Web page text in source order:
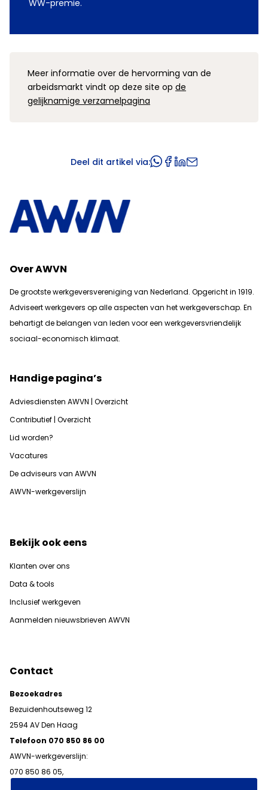
WW-premie.
Meer informatie over de hervorming van de
arbeidsmarkt vindt op deze site op de
gelijknamige verzamelpagina
Deel dit artikel via:
Over AWVN
De grootste werkgeversvereniging van Nederland. Opgericht in 1919.
Adviseert werkgevers op alle aspecten van het werkgeverschap. En
behartigt de belangen van leden voor een werkgeversvriendelijk
sociaal-economisch klimaat.
Handige pagina’s
Adviesdiensten AWVN | Overzicht
Contributief | Overzicht
Lid worden?
Vacatures
De adviseurs van AWVN
AWVN-werkgeverslijn
Bekijk ook eens
Klanten over ons
Data & tools
Inclusief werkgeven
Aanmelden nieuwsbrieven AWVN
Contact
Bezoekadres
Bezuidenhoutseweg 12
2594 AV Den Haag
Telefoon 070 850 86 00
AWVN-werkgeverslijn:
070 850 86 05,